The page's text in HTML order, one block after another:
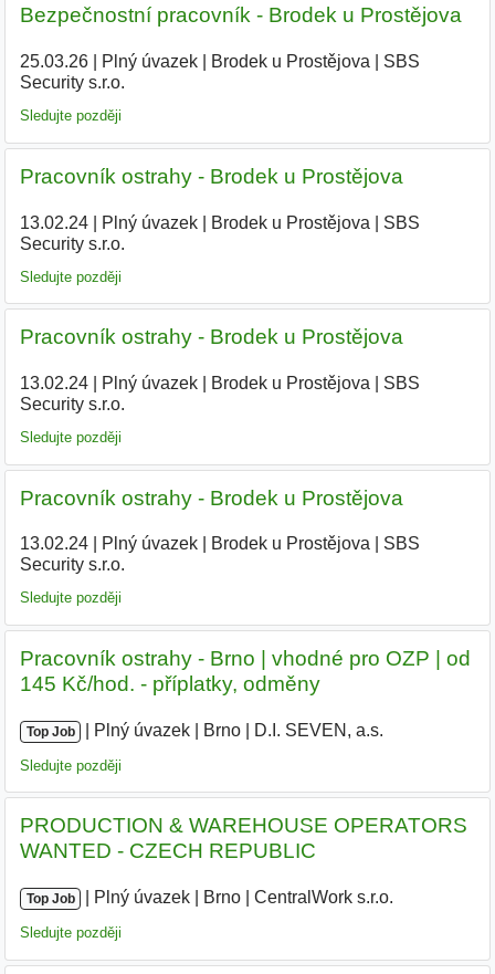
Bezpečnostní pracovník - Brodek u Prostějova
25.03.26| Plný úvazek| Brodek u Prostějova
SBS
Security s.r.o.
Sledujte později
Pracovník ostrahy - Brodek u Prostějova
13.02.24| Plný úvazek| Brodek u Prostějova
SBS
Security s.r.o.
Sledujte později
Pracovník ostrahy - Brodek u Prostějova
13.02.24| Plný úvazek| Brodek u Prostějova
SBS
Security s.r.o.
Sledujte později
Pracovník ostrahy - Brodek u Prostějova
13.02.24| Plný úvazek| Brodek u Prostějova
SBS
Security s.r.o.
Sledujte později
Pracovník ostrahy - Brno | vhodné pro OZP | od
145 Kč/hod. - příplatky, odměny
Top Job Plný úvazek Brno D.I. SEVEN, a.s.
Sledujte později
PRODUCTION & WAREHOUSE OPERATORS
WANTED - CZECH REPUBLIC
Top Job Plný úvazek Brno CentralWork s.r.o.
Sledujte později